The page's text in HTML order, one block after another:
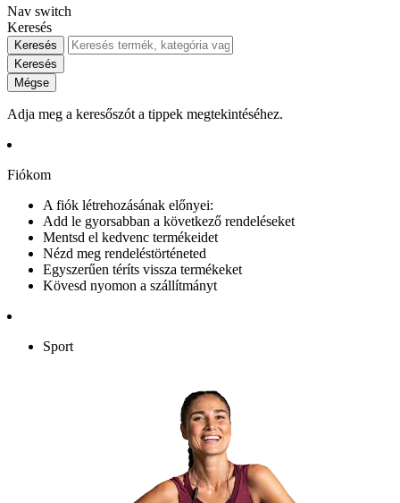
Nav switch
Keresés
Keresés
Keresés
Mégse
Adja meg a keresőszót a tippek megtekintéséhez.
Fiókom
A fiók létrehozásának előnyei:
Add le gyorsabban a következő rendeléseket
Mentsd el kedvenc termékeidet
Nézd meg rendeléstörténeted
Egyszerűen téríts vissza termékeket
Kövesd nyomon a szállítmányt
Sport